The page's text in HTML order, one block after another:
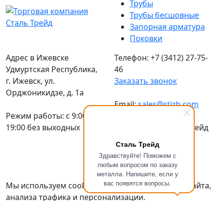
Сталь Трейд
Здравствуйте! Поможем с
любым вопросом по заказу
металла. Напишите, если у
вас появятся вопросы.
Трубы
Трубы бесшовные
Запорная арматура
Поковки
Адрес в Ижевске
Удмуртская Республика,
г. Ижевск, ул.
Орджоникидзе, д. 1а
Режим работы: c 9:00 до
19:00 без выходных
Телефон: +7 (3412) 27-75-
46
Заказать звонок
Email:sales@stizh.com
© 2016-2026 Сталь Трейд
выгодным ценам
Политика
конфиденциальности
Мы используем cookies для улучшения работы сайта,
анализа трафика и персонализации.